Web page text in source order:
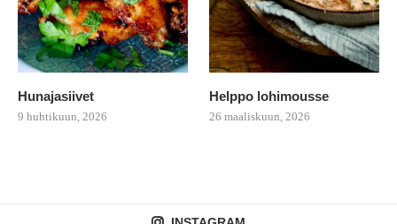
Hunajasiivet
9 huhtikuun, 2026
Helppo lohimousse
26 maaliskuun, 2026